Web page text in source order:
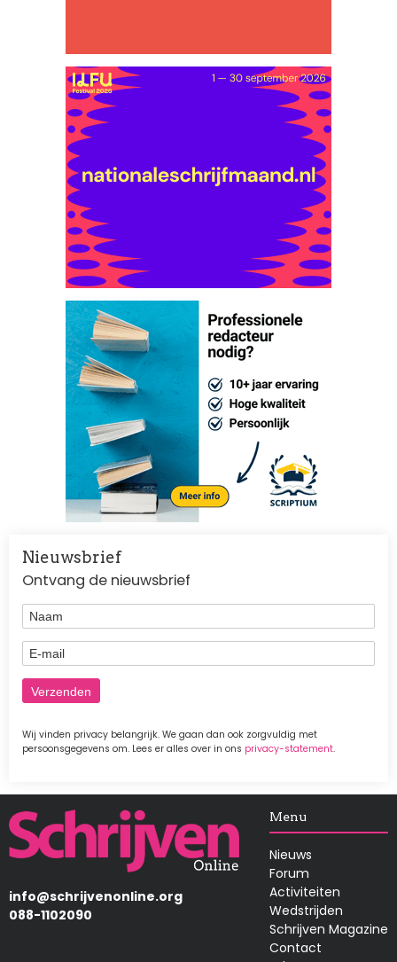
Nieuwsbrief
Ontvang de nieuwsbrief
Naam
E-mail
Wij vinden privacy belangrijk. We gaan dan ook zorgvuldig met
persoonsgegevens om. Lees er alles over in ons privacy-statement.
Afbeelding
info@schrijvenonline.org
088-1102090
Menu
Nieuws
Forum
Activiteiten
Wedstrijden
Schrijven Magazine
Contact